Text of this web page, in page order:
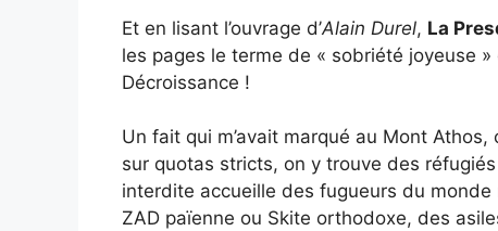
Et en lisant l’ouvrage d’Alain Durel, La
les pages le terme de « sobriété joyeuse
Décroissance !
Un fait qui m’avait marqué au Mont Athos,
sur quotas stricts, on y trouve des
interdite accueille des fugueurs du
ZAD païenne ou Skite orthodoxe, des